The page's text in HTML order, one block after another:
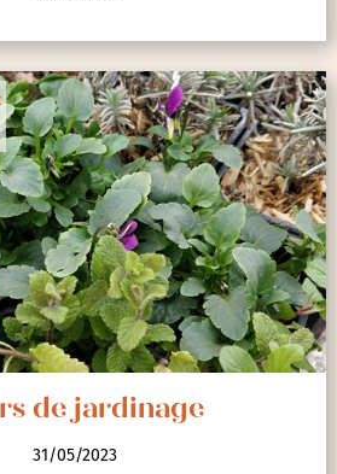
de jardinage
31/05/2023